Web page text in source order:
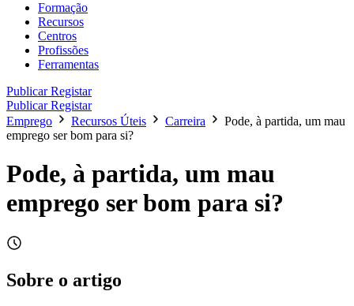
Formação
Recursos
Centros
Profissões
Ferramentas
PublicarRegistar
PublicarRegistar
Emprego
Recursos Úteis Carreira
Pode, à partida, um mau
emprego ser bom para si?
Pode, à partida, um mau
emprego ser bom para si?
Sobre o artigo